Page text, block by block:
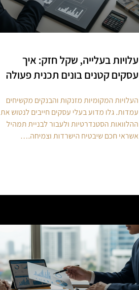
עלויות בעלייה, שקל חזק: איך
עסקים קטנים בונים תכנית פעולה
העלויות המקומיות מזנקות והבנקים מקשיחים
עמדות. גלו מדוע בעלי עסקים חייבים לנטוש את
ההלוואות הסטנדרטיות ולעבור לבניית תמהיל
אשראי חכם שיבטיח הישרדות וצמיחה.…